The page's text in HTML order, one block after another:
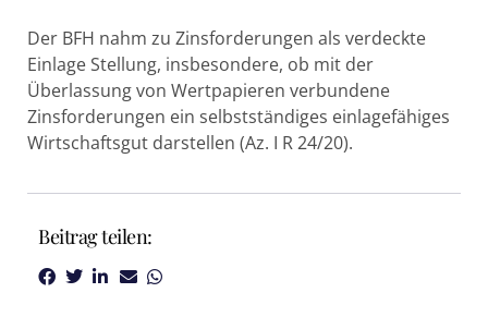
Der BFH nahm zu Zinsforderungen als verdeckte
Einlage Stellung, insbesondere, ob mit der
Überlassung von Wertpapieren verbundene
Zinsforderungen ein selbstständiges einlagefähiges
Wirtschaftsgut darstellen (Az. I R 24/20).
Beitrag teilen: